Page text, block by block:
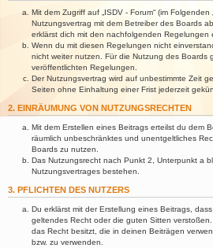
Mit dem Zugriff auf „ISDV - Forum“ (im
Nutzungsvertrag mit dem Betreiber des Boards
erklärst dich mit den nachfolgenden Regelungen
Wenn du mit diesen Regelungen nicht
nicht weiter nutzen. Für die Nutzung des Boards
veröffentlichten Regelungen.
Der Nutzungsvertrag wird auf unbestimmte Zeit
Seiten ohne Einhaltung einer Frist jederzeit
2. EINRÄUMUNG VON NUTZUNGSRECHTEN
Mit dem Erstellen eines Beitrags erteilst du dem
räumlich unbeschränktes und unentgeltliches
Boards zu nutzen.
Das Nutzungsrecht nach Punkt 2, Unterpunkt a
Nutzungsvertrages bestehen.
3. PFLICHTEN DES NUTZERS
Du erklärst mit der Erstellung eines Beitrags,
geltendes Recht oder die guten Sitten
das Recht besitzt, die in deinen Beiträgen
bzw. zu verwenden.